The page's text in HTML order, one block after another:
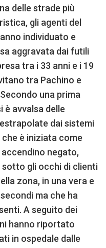
delle strade più
gli agenti del
individuato e
aggravata dai futili
tra i 33 anni e i 19
tra Pachino e
una prima
avvalsa delle
dai sistemi
è iniziata come
negato,
gli occhi di clienti
zona, in una vera e
ma che ha
A seguito dei
hanno riportato
in ospedale dalle